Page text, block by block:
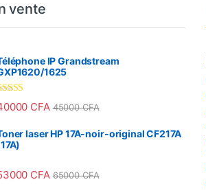
vente
IP Grandstream
1625
Note4.33
5
CFA 45000CFA
laser HP 17A-noir-original CF217A
CFA 65000CFA